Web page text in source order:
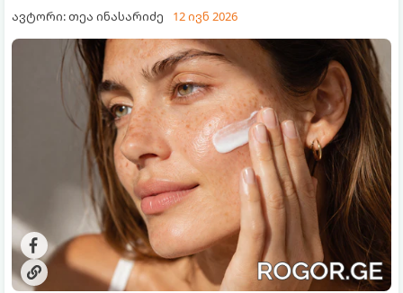
ავტორი: თეა ინასარიძე 12 ივნ 2026